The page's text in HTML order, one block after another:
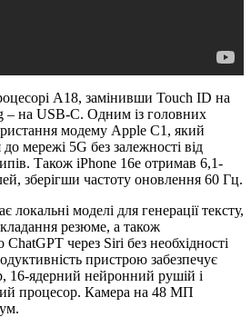
A18, замінивши Touch ID на
– на USB-C. Одним із головних
модему Apple C1, який
мережі 5G без залежності від
Також iPhone 16e отримав 6,1-
зберігши частоту оновлення 60 Гц.
моделі для генерації тексту,
резюме, а також
через Siri без необхідності
пристрою забезпечує
16-ядерний нейронний рушій і
процесор. Камера на 48 МП